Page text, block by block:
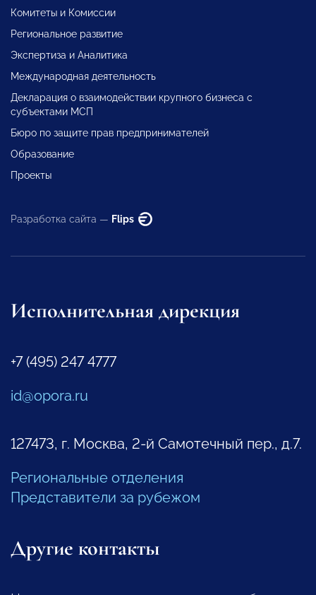
Комитеты и Комиссии
Региональное развитие
Экспертиза и Аналитика
Международная деятельность
Декларация о взаимодействии крупного бизнеса с
субъектами МСП
Бюро по защите прав предпринимателей
Образование
Проекты
Разработка сайта — Flips
Исполнительная дирекция
+7 (495) 247 4777
id@opora.ru
127473, г. Москва, 2-й Самотечный пер., д.7.
Региональные отделения
Представители за рубежом
Другие контакты